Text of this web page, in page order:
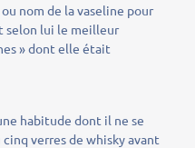
nom de la vaseline pour
selon lui le meilleur
» dont elle était
habitude dont il ne se
verres de whisky avant